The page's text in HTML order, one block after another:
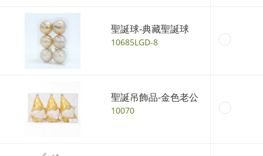
聖誕球-典藏聖誕球
10685LGD-8
聖誕吊飾品-金色老公
10070